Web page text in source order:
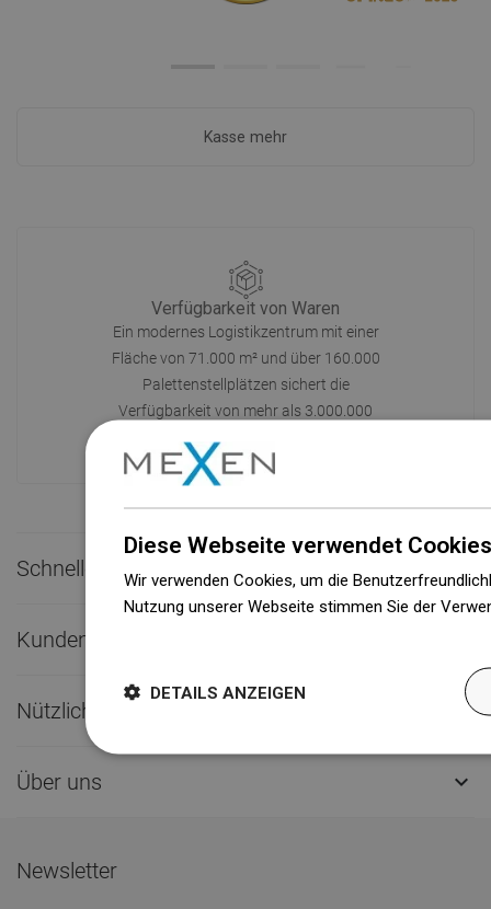
Kasse mehr
Verfügbarkeit von Waren
Ein modernes Logistikzentrum mit einer
Fläche von 71.000 m² und über 160.000
Palettenstellplätzen sichert die
Verfügbarkeit von mehr als 3.000.000
Produkten!
Schneller Kontakt 
Kundendienst
Nützliche Links 
Über uns 
Newsletter
Diese Webseite verwendet
Wir verwenden Cookies, um die
Nutzung unserer Webseite stimmen Sie der
DETAILS ANZEIGEN